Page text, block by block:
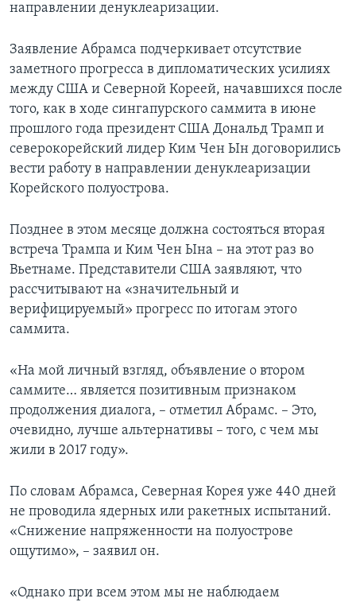
направлении денуклеаризации.
Заявление Абрамса подчеркивает отсутствие
заметного прогресса в дипломатических усилиях
между США и Северной Кореей, начавшихся после
того, как в ходе сингапурского саммита в июне
прошлого года президент США Дональд Трамп и
северокорейский лидер Ким Чен Ын договорились
вести работу в направлении денуклеаризации
Корейского полуострова.
Позднее в этом месяце должна состояться вторая
встреча Трампа и Ким Чен Ына – на этот раз во
Вьетнаме. Представители США заявляют, что
рассчитывают на «значительный и
верифицируемый» прогресс по итогам этого
саммита.
«На мой личный взгляд, объявление о втором
саммите… является позитивным признаком
продолжения диалога, – отметил Абрамс. – Это,
очевидно, лучше альтернативы – того, с чем мы
жили в 2017 году».
По словам Абрамса, Северная Корея уже 440 дней
не проводила ядерных или ракетных испытаний.
«Снижение напряженности на полуострове
ощутимо», – заявил он.
«Однако при всем этом мы не наблюдаем